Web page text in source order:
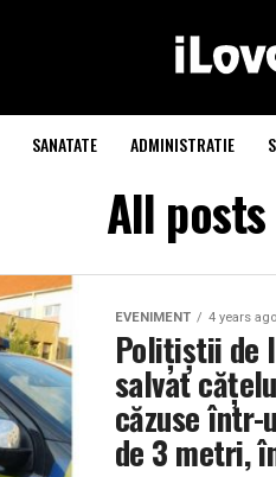
SANATATE ADMINISTRATIE
All
EVENIMENT 4 years ago
Polițiștii de
salvat
căzuse într-
de 3 metri,